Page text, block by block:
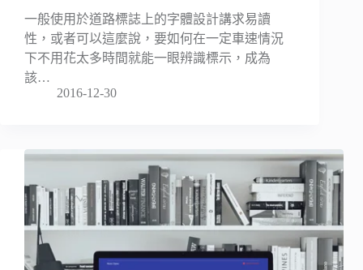
一般使用於道路標誌上的字體設計講求易讀
性，或者可以這麼說，要如何在一定車速情況
下不用花太多時間就能一眼辨識標示，成為
該…
2016-12-30